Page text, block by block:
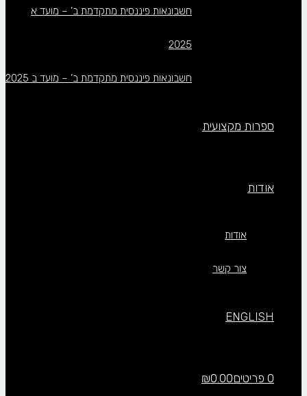
חשבונאות פיננסית מתקדמת ב’ – מועד א
2025
חשבונאות פיננסית מתקדמת ב’ – מועד ב 2025
ספרות מקצועית
אודות
אודות
צור קשר
ENGLISH
0 פריטים ₪0.00